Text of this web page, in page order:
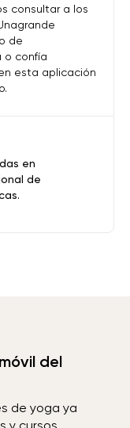
en
de
consultar a los
de
o confía
esta aplicación
del
de yoga ya
y cursos